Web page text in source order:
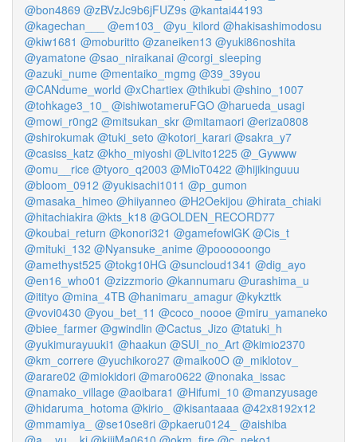
@bon4869 @zBVzJc9b6jFUZ9s @kantai44193
@kagechan___
@em103_ @yu_kilord @hakisashimodosu
@kiw1681 @moburitto @zaneiken13 @yuki86noshita
@yamatone @sao_niraikanai @corgi_sleeping
@azuki_nume @mentaiko_mgmg @39_39you
@CANdume_world @xChartiex @thikubi @shino_1007
@tohkage3_10_
@ishiwotameruFGO @harueda_usagi
@mowi_r0ng2 @mitsukan_skr @mitamaori @eriza0808
@shirokumak @tuki_seto @kotori_karari @sakra_y7
@casiss_katz @kho_miyoshi @Livito1225 @_Gywww
@omu__rice @tyoro_q2003 @MioT0422 @hijikinguuu
@bloom_0912 @yukisachi1011 @p_gumon
@masaka_himeo @hiiyanneo @H2Oekijou @hirata_chiaki
@hitachiakira @kts_k18 @GOLDEN_RECORD77
@koubai_return @konori321 @gamefowlGK @Cis_t
@mituki_132 @Nyansuke_anime @poooooongo
@amethyst525 @tokg10HG @suncloud1341 @dig_ayo
@en16_who01 @zizzmorio @kannumaru @urashima_u
@itityo @mina_4TB @hanimaru_amagur @kykzttk
@vovi0430 @you_bet_11 @coco_noooe @miru_yamaneko
@biee_farmer @gwindlin @Cactus_Jizo @tatuki_h
@yukimurayuuki1 @haakun @SUI_no_Art @kimio2370
@km_correre @yuchikoro27 @maiko0O @_miklotov_
@arare02 @miokidori @maro0622 @nonaka_issac
@namako_village @aoibara1 @Hifumi_10 @manzyusage
@hidaruma_hotoma @kirio_ @kisantaaaa @42x8192x12
@mmamiya_ @se10se8ri @pkaeru0124_ @aishiba